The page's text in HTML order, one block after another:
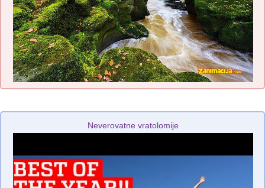
Neverovatne vratolomije